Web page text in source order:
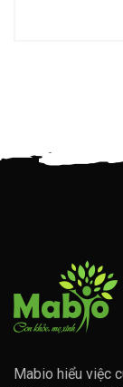
Mabio hiểu việc